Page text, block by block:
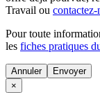
Travail ou contactez-
Pour toute
les fiches pratiques
Annuler
×